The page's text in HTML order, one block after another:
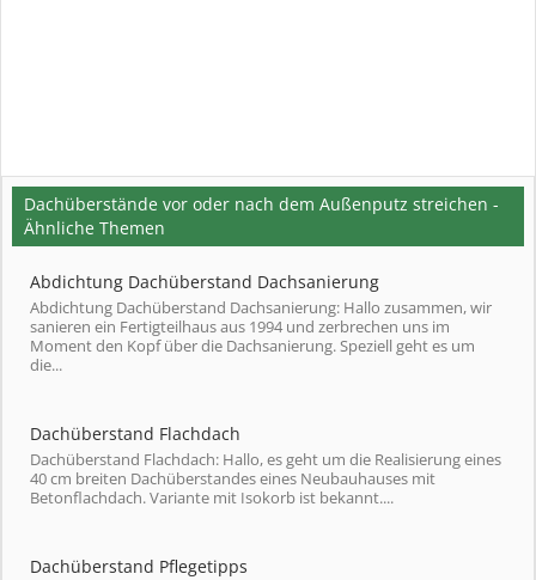
Dachüberstände vor oder nach dem Außenputz streichen -
Ähnliche Themen
Abdichtung Dachüberstand Dachsanierung
Abdichtung Dachüberstand Dachsanierung: Hallo zusammen, wir
sanieren ein Fertigteilhaus aus 1994 und zerbrechen uns im
Moment den Kopf über die Dachsanierung. Speziell geht es um
die...
Dachüberstand Flachdach
Dachüberstand Flachdach: Hallo, es geht um die Realisierung eines
40 cm breiten Dachüberstandes eines Neubauhauses mit
Betonflachdach. Variante mit Isokorb ist bekannt....
Dachüberstand Pflegetipps